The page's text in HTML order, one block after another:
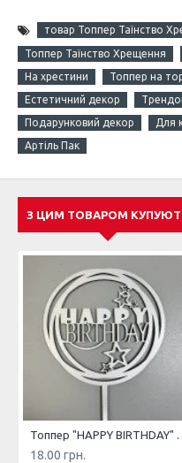
товар Топпер Таїнство
Топпер Таїнство Хрещення
На хрестини
Топпер на
Естетичний декор
Подарунковий декор
Для
Артіль Пак
З ЦИМ ТОВАРОМ
18.00 грн.